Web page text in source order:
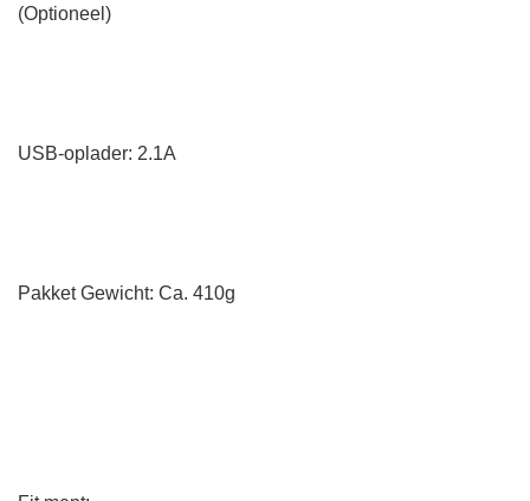
(Optioneel)
USB-oplader: 2.1A
Pakket Gewicht: Ca. 410g